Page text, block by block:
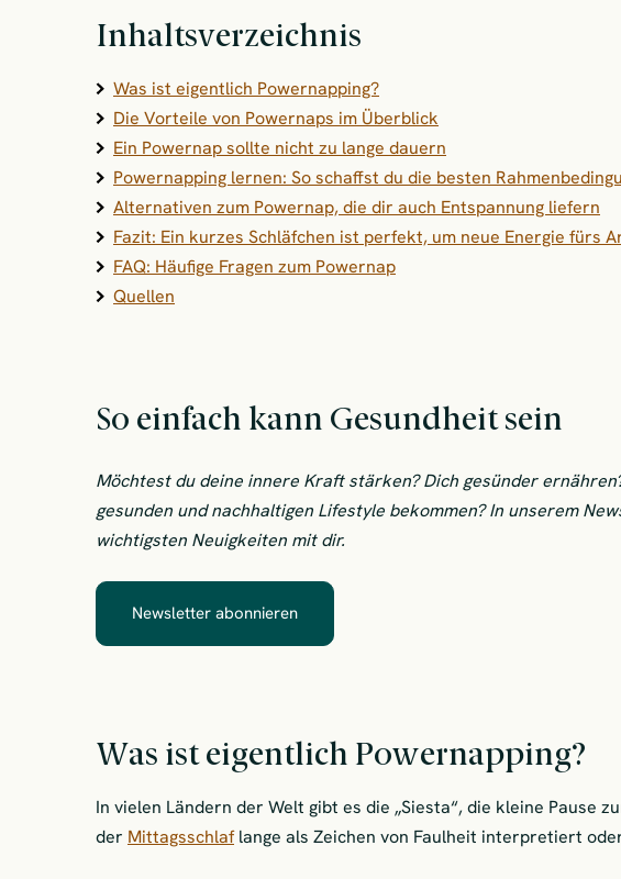
Inhaltsverzeichnis
Was ist eigentlich Powernapping?
Die Vorteile von Powernaps im Überblick
Ein Powernap sollte nicht zu lange dauern
Powernapping lernen: So schaffst du die besten
Alternativen zum Powernap, die dir auch Entspannung liefern
Fazit: Ein kurzes Schläfchen ist perfekt, um neue Energie fürs
FAQ: Häufige Fragen zum Powernap
Quellen
So einfach kann Gesundheit sein
Möchtest du deine innere Kraft stärken? Dich gesünder
gesunden und nachhaltigen Lifestyle bekommen? In unserem
wichtigsten Neuigkeiten mit dir.
Newsletter abonnieren
Was ist eigentlich Powernapping?
In vielen Ländern der Welt gibt es die „Siesta“, die kleine Pause
der Mittagsschlaflange als Zeichen von Faulheit interpretiert